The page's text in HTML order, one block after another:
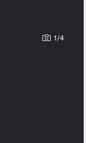
1/4